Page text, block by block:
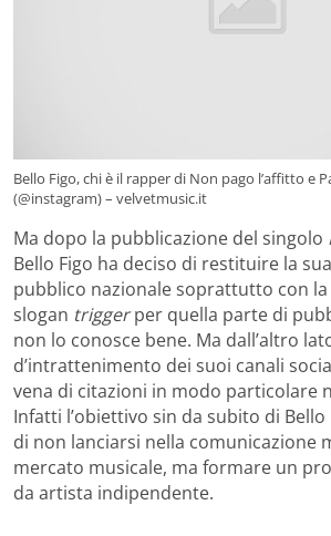
Bello Figo, chi è il rapper di Non pago l’affitto e
(@instagram) – velvetmusic.it
Ma dopo la pubblicazione del singolo
Bello Figo ha deciso di restituire la
pubblico nazionale soprattutto con
slogan triggerper quella parte di
non lo conosce bene. Ma dall’altro
d’intrattenimento dei suoi canali
vena di citazioni in modo particolare
Infatti l’obiettivo sin da subito di
di non lanciarsi nella comunicazione
mercato musicale, ma formare un
da artista indipendente.